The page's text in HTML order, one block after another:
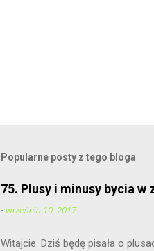
Popularne posty z tego bloga
75. Plusy i minusy bycia w
- września 10, 2017
Witajcie. Dziś